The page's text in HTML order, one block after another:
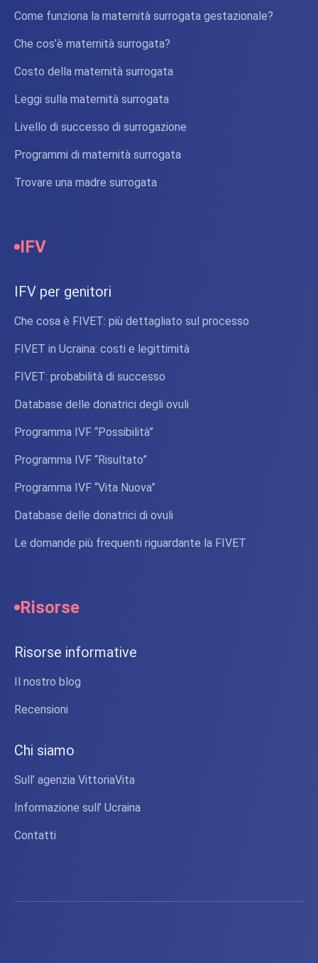
Come funziona la maternità surrogata gestazionale?
Che cos’è maternità surrogata?
Costo della maternità surrogata
Leggi sulla maternità surrogata
Livello di successo di surrogazione
Programmi di maternità surrogata
Trovare una madre surrogata
IFV
IFV per genitori
Che cosa è FIVET: più dettagliato sul processo
FIVET in Ucraina: costi e legittimità
FIVET: probabilità di successo
Database delle donatrici degli ovuli
Programma IVF “Possibilità”
Programma IVF “Risultato”
Programma IVF “Vita Nuova”
Database delle donatrici di ovuli
Le domande più frequenti riguardante la FIVET
Risorse
Risorse informative
Il nostro blog
Recensioni
Chi siamo
Sull’ agenzia VittoriaVita
Informazione sull’ Ucraina
Contatti